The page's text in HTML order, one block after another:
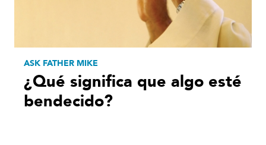
ASK FATHER MIKE
¿Qué significa que algo esté
bendecido?